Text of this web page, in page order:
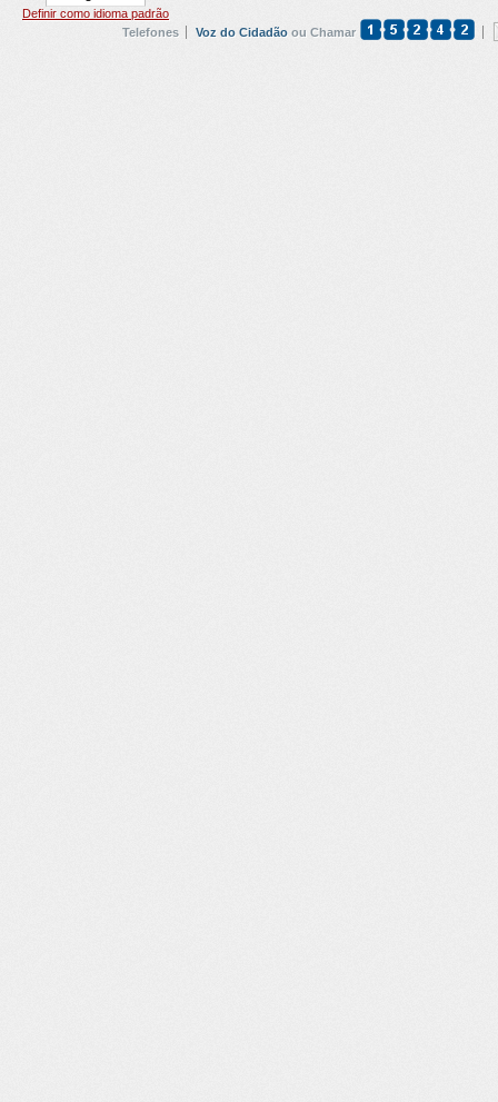
Definir como idioma padrão
Telefones
Voz do Cidadão ou Chamar